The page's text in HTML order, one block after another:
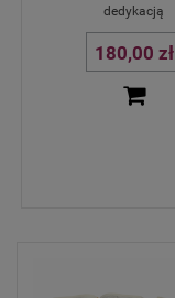
dedykacją
180,00 zł